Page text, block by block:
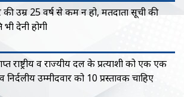
की उम्र 25 वर्ष से कम न हो, मतदाता सूची की
भी देनी होगी
राष्ट्रीय व राज्यीय दल के प्रत्याशी को एक एक
निर्दलीय उम्मीदवार को 10 प्रस्तावक चाहिए